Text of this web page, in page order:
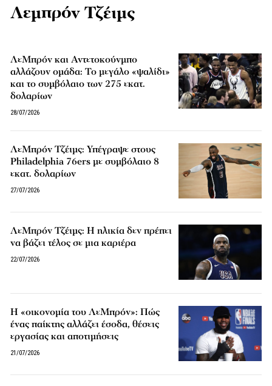
Λεμπρόν Τζέιμς
ΛεΜπρόν και Αντετοκούνμπο
αλλάζουν ομάδα: Το μεγάλο «ψαλίδι»
και το συμβόλαιο των 275 εκατ.
δολαρίων
28/07/2026
ΛεΜπρόν Τζέιμς: Υπέγραψε στους
Philadelphia 76ers με συμβόλαιο 8
εκατ. δολαρίων
27/07/2026
ΛεΜπρόν Τζέιμς: Η ηλικία δεν πρέπει
να βάζει τέλος σε μια καριέρα
22/07/2026
Η «οικονομία του ΛεΜπρόν»: Πώς
ένας παίκτης αλλάζει έσοδα, θέσεις
εργασίας και αποτιμήσεις
21/07/2026